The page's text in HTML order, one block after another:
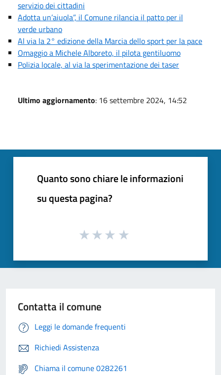
servizio dei cittadini
Adotta un’aiuola”, il Comune rilancia il patto per il
verde urbano
Al via la 2° edizione della Marcia dello sport per la pace
Omaggio a Michele Alboreto, il pilota gentiluomo
Polizia locale, al via la sperimentazione dei taser
Ultimo aggiornamento: 16 settembre 2024, 14:52
Quanto sono chiare le informazioni
su questa pagina?
Contatta il comune
Leggi le domande frequenti
Richiedi Assistenza
Chiama il comune 0282261